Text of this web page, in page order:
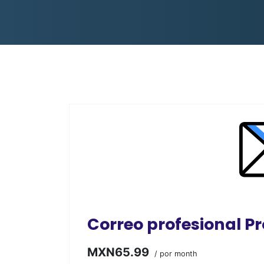
Correo profesional
MXN65.99 / por month